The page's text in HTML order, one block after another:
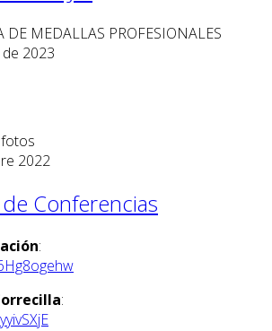
DE MEDALLAS PROFESIONALES
2023
2022
Conferencias
:
: